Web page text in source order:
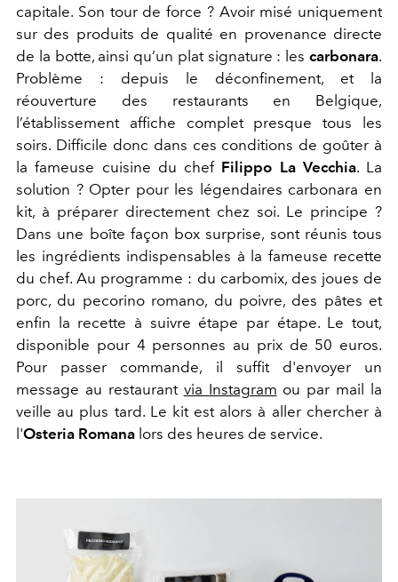
capitale. Son tour de force ? Avoir misé uniquement
sur des produits de qualité en provenance directe
de la botte, ainsi qu’un plat signature : les carbonara.
Problème : depuis le déconfinement, et la
réouverture des restaurants en Belgique,
l’établissement affiche complet presque tous les
soirs. Difficile donc dans ces conditions de goûter à
la fameuse cuisine du chef Filippo La Vecchia. La
solution ? Opter pour les légendaires carbonara en
kit, à préparer directement chez soi. Le principe ?
Dans une boîte façon box surprise, sont réunis tous
les ingrédients indispensables à la fameuse recette
du chef. Au programme : du carbomix, des joues de
porc, du pecorino romano, du poivre, des pâtes et
enfin la recette à suivre étape par étape. Le tout,
disponible pour 4 personnes au prix de 50 euros.
Pour passer commande, il suffit d'envoyer un
message au restaurant via Instagram ou par mail la
veille au plus tard. Le kit est alors à aller chercher à
l'Osteria Romana lors des heures de service.